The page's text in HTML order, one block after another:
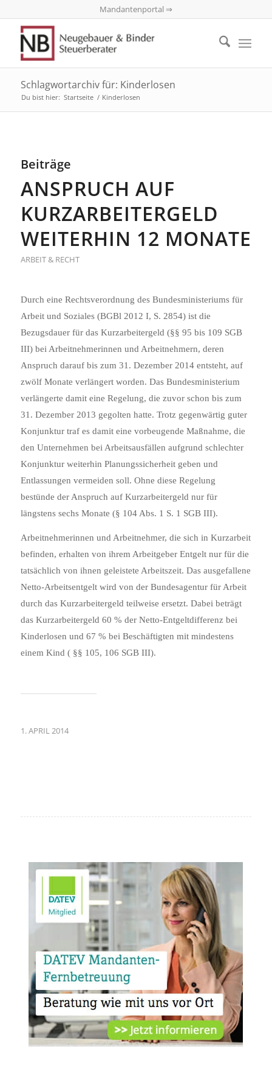
Mandantenportal ⇒
Schlagwortarchiv für: Kinderlosen
Du bist hier: Startseite / Kinderlosen
Beiträge
ANSPRUCH AUF
KURZARBEITERGELD
WEITERHIN 12 MONATE
ARBEIT & RECHT
Durch eine Rechtsverordnung des Bundesministeriums für
Arbeit und Soziales (BGBl 2012 I, S. 2854) ist die
Bezugsdauer für das Kurzarbeitergeld (§§ 95 bis 109 SGB
III)bei Arbeitnehmerinnen und Arbeitnehmern, deren
Anspruch darauf bis zum 31. Dezember 2014 entsteht, auf
zwölf Monate verlängert worden. Das Bundesministerium
verlängerte damit eine Regelung, die zuvor schon bis zum
31. Dezember 2013 gegolten hatte. Trotz gegenwärtig guter
Konjunktur traf es damit eine vorbeugende Maßnahme, die
den Unternehmen bei Arbeitsausfällen aufgrund schlechter
Konjunktur weiterhin Planungssicherheit geben und
Entlassungen vermeiden soll. Ohne diese Regelung
bestünde der Anspruch auf Kurzarbeitergeld nur für
längstens sechs Monate (§ 104 Abs. 1 S. 1 SGB III).
Arbeitnehmerinnen und Arbeitnehmer, die sich in Kurzarbeit
befinden, erhalten von ihrem Arbeitgeber Entgelt nur für die
tatsächlich von ihnen geleistete Arbeitszeit. Das ausgefallene
Netto‑Arbeitsentgelt wird von der Bundesagentur für Arbeit
durch das Kurzarbeitergeld teilweise ersetzt. Dabei beträgt
das Kurzarbeitergeld 60 % der Netto‑Entgeltdifferenz bei
Kinderlosen und 67 % bei Beschäftigten mit mindestens
einem Kind ( §§ 105, 106 SGB III).
1. APRIL 2014